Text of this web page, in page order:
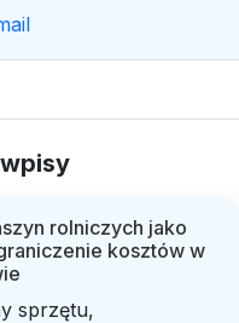
rolniczych jako
kosztów w
sprzętu,